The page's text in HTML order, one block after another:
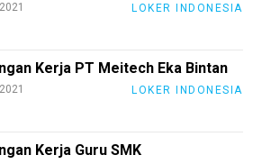
LOKER INDONESIA
Kerja PT Meitech Eka Bintan
LOKER INDONESIA
Kerja Guru SMK